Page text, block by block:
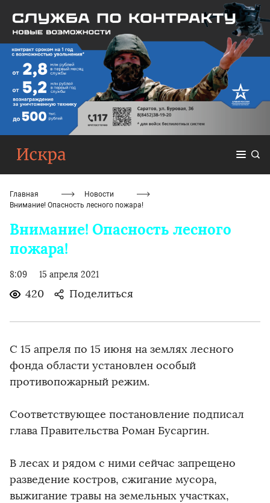
Главная
Новости
Внимание! Опасность лесного пожара!
Внимание! Опасность лесного
пожара!
8:09 15 апреля 2021
420 Поделиться
С 15 апреля по 15 июня на землях лесного
фонда области установлен особый
противопожарный режим.
Соответствующее постановление подписал
глава Правительства Роман Бусаргин.
В лесах и рядом с ними сейчас запрещено
разведение костров, сжигание мусора,
выжигание травы на земельных участках,